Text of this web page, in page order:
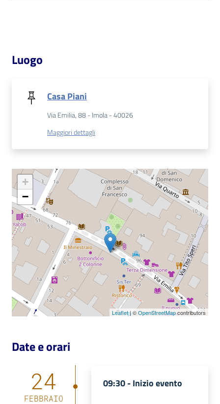
Patto
per
la
lettura
Seguici
su
Catalogo
Luogo
Casa Piani
Via Emilia, 88 - Imola - 40026
Maggiori dettagli
+
−
Leaflet| ©OpenStreetMapcontributors
Date e orari
24
FEBBRAIO
09:30 -Inizio evento